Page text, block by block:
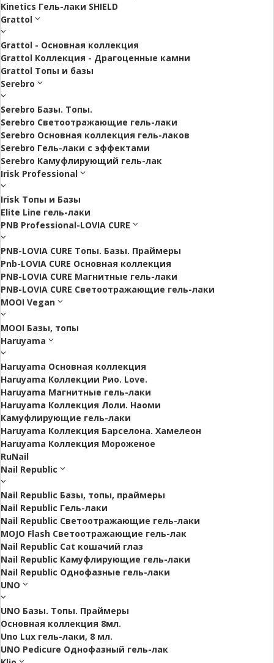
Kinetics Гель-лаки SHIELD
Grattol
Grattol - Oснoвнaя коллекция
Grattol Коллекция - Драгоценные камни
Grattol Топы и базы
Serebro
Serebro Базы. Топы.
Serebro Светоотражающие гель-лаки
Serebro Основная коллекция гель-лаков
Serebro Гель-лаки с эффектами
Serebro Камуфлирующий гель-лак
Irisk Professional
Irisk Топы и Базы
Elite Line гель-лаки
PNB Professional-LOVIA CURE
PNB-LOVIA CURE Топы. Базы. Праймеры
Pnb-LOVIA CURE Основная коллекция
PNB-LOVIA CURE Магнитные гель-лаки
PNB-LOVIA CURE Cветоотражающие гель-лаки
MOOI Vegan
MOOI Базы, топы
Haruyama
Haruyama Основная коллекция
Haruyama Коллекции Рио. Love.
Haruyama Магнитные гель-лаки
Haruyama Коллекция Лоли. Наоми
Камуфлирующие гель-лаки
Haruyama Коллекция Барселона. Хамелеон
Haruyama Коллекция Мороженое
RuNail
Nail Republic
Nail Republic Базы, топы, праймеры
Nail Republic Гель-лаки
Nail Republic Светоотражающие гель-лаки
MOJO Flash Светоотражающие гель-лак
Nail Republic Cat кошачий глаз
Nail Republic Камуфлирующие гель-лаки
Nail Republic Однофазные гель-лаки
UNO
UNO Базы. Топы. Праймеры
Основная коллекция 8мл.
Uno Lux гель-лаки, 8 мл.
UNO Pedicure Однофазный гель-лак